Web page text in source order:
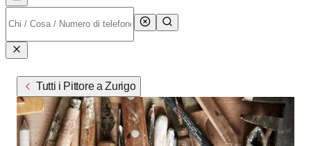
Tutti i Pittore a Zurigo